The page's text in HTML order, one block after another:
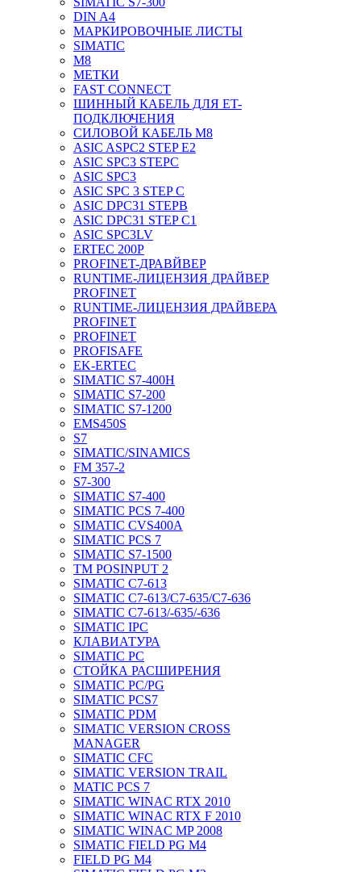
DIN A4
МАРКИРОВОЧНЫЕ ЛИСТЫ
SIMATIC
M8
МЕТКИ
FAST CONNECT
ШИННЫЙ КАБЕЛЬ ДЛЯ ET-
ПОДКЛЮЧЕНИЯ
СИЛОВОЙ КАБЕЛЬ M8
ASIC ASPC2 STEP E2
ASIC SPC3 STEPC
ASIC SPC3
ASIC SPC 3 STEP C
ASIC DPC31 STEPB
ASIC DPC31 STEP C1
ASIC SPC3LV
ERTEC 200P
PROFINET-ДРАВЙВЕР
RUNTIME-ЛИЦЕНЗИЯ ДРАЙВЕР
PROFINET
RUNTIME-ЛИЦЕНЗИЯ ДРАЙВЕРА
PROFINET
PROFINET
PROFISAFE
EK-ERTEC
SIMATIC S7-400H
SIMATIC S7-200
SIMATIC S7-1200
EMS450S
S7
SIMATIC/SINAMICS
FM 357-2
S7-300
SIMATIC S7-400
SIMATIC PCS 7-400
SIMATIC CVS400A
SIMATIC PCS 7
SIMATIC S7-1500
TM POSINPUT 2
SIMATIC C7-613
SIMATIC C7-613/C7-635/C7-636
SIMATIC C7-613/-635/-636
SIMATIC IPC
КЛАВИАТУРА
SIMATIC PC
СТОЙКА РАСШИРЕНИЯ
SIMATIC PC/PG
SIMATIC PCS7
SIMATIC PDM
SIMATIC VERSION CROSS
MANAGER
SIMATIC CFC
SIMATIC VERSION TRAIL
MATIC PCS 7
SIMATIC WINAC RTX 2010
SIMATIC WINAC RTX F 2010
SIMATIC WINAC MP 2008
SIMATIC FIELD PG M4
FIELD PG M4